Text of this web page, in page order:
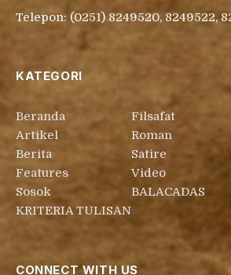
Telepon: (0251) 8249520, 8249522,
KATEGORI
Beranda
Artikel
Berita
Features
Sosok
KRITERIA TULISAN
Filsafat
Roman
Satire
Video
BALACADAS
CONNECT WITH US